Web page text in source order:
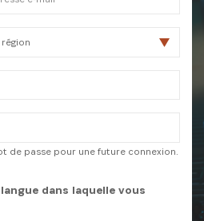
nos héros et nos
de passe pour une future connexion.
dans laquelle vous